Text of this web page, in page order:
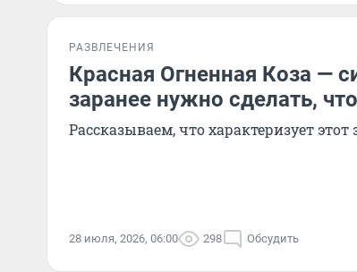
РАЗВЛЕЧЕНИЯ
Красная Огненная Коза —
заранее нужно сделать,
Рассказываем, что характеризует этот
28 июля, 2026, 06:00 298 Обсудить